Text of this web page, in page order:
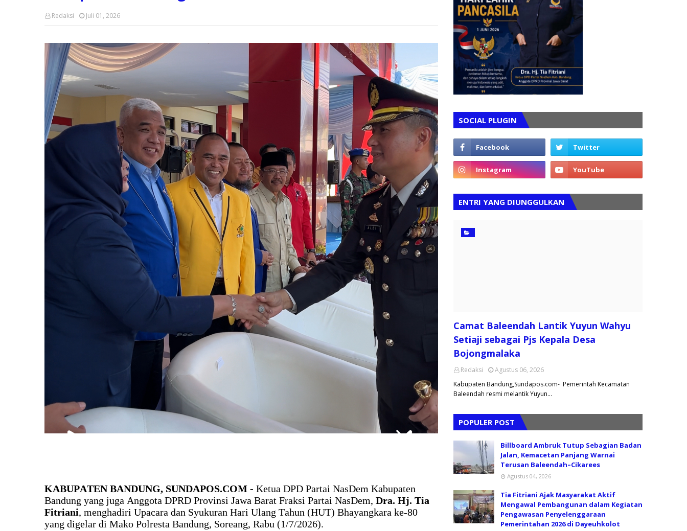
Redaksi Juli 01, 2026
KABUPATEN BANDUNG, SUNDAPOS.COM - Ketua DPD Partai NasDem Kabupaten
Bandung yang juga Anggota DPRD Provinsi Jawa Barat Fraksi Partai NasDem, Dra. Hj. Tia
Fitriani, menghadiri Upacara dan Syukuran Hari Ulang Tahun (HUT) Bhayangkara ke-80
yang digelar di Mako Polresta Bandung, Soreang, Rabu (1/7/2026).
SOCIAL PLUGIN
ENTRI YANG DIUNGGULKAN
Camat Baleendah Lantik Yuyun Wahyu
Setiaji sebagai Pjs Kepala Desa
Bojongmalaka
Redaksi
Agustus 06, 2026
Kabupaten Bandung,Sundapos.com- Pemerintah Kecamatan
Baleendah resmi melantik Yuyun…
POPULER POST
Billboard Ambruk Tutup Sebagian Badan
Jalan, Kemacetan Panjang Warnai
Terusan Baleendah–Cikarees
Agustus 04, 2026
Tia Fitriani Ajak Masyarakat Aktif
Mengawal Pembangunan dalam Kegiatan
Pengawasan Penyelenggaraan
Pemerintahan 2026 di Dayeuhkolot